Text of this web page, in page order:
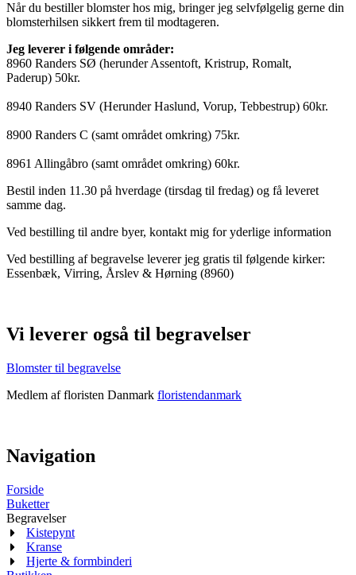
Når du bestiller blomster hos mig, bringer jeg selvfølgelig gerne din
blomsterhilsen sikkert frem til modtageren.
Jeg leverer i følgende områder:
8960 Randers SØ (herunder Assentoft, Kristrup, Romalt,
Paderup) 50kr.
8940 Randers SV (Herunder Haslund, Vorup, Tebbestrup) 60kr.
8900 Randers C (samt området omkring) 75kr.
8961 Allingåbro (samt området omkring) 60kr.
Bestil inden 11.30 på hverdage (tirsdag til fredag) og få leveret
samme dag.
Ved bestilling til andre byer, kontakt mig for yderlige information
Ved bestilling af begravelse leverer jeg gratis til følgende kirker:
Essenbæk, Virring, Årslev & Hørning (8960)
Vi leverer også til begravelser
Blomster til begravelse
Medlem af floristen Danmark floristendanmark
Navigation
Forside
Buketter
Begravelser
Kistepynt
Kranse
Hjerte & formbinderi